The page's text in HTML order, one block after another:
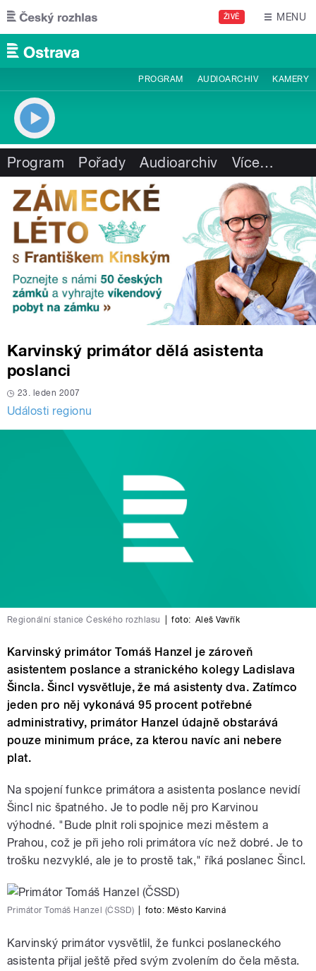
Přejít k hlavnímu obsahu
ŽIVĚ MENU
PROGRAM AUDIOARCHIV KAMERY
Program Pořady Audioarchiv Více…
Karvinský primátor dělá asistenta
poslanci
23. leden 2007
Události regionu
Regionální stanice Českého rozhlasu foto: Aleš Vavřík
Karvinský primátor Tomáš Hanzel je zároveň
asistentem poslance a stranického kolegy Ladislava
Šincla. Šincl vysvětluje, že má asistenty dva. Zatímco
jeden pro něj vykonává 95 procent potřebné
administrativy, primátor Hanzel údajně obstarává
pouze minimum práce, za kterou navíc ani nebere
plat.
Na spojení funkce primátora a asistenta poslance nevidí
Šincl nic špatného. Je to podle něj pro Karvinou
výhodné. "Bude plnit roli spojnice mezi městem a
Prahou, což je při jeho roli primátora víc než dobré. Je to
trošku nezvyklé, ale je to prostě tak," říká poslanec Šincl.
Primátor Tomáš Hanzel (ČSSD) foto: Město Karviná
Karvinský primátor vysvětlil, že funkci poslaneckého
asistenta přijal ještě před svým zvolením do čela města.